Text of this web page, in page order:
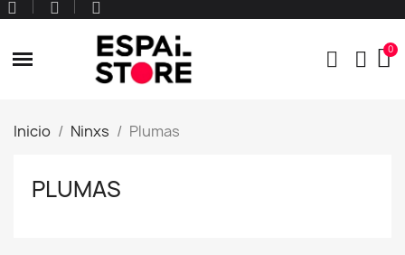
Inicio Ninxs Plumas
PLUMAS